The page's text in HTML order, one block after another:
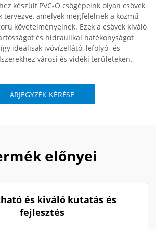
készült PVC-O csőgépeink olyan csövek
tervezve, amelyek megfelelnek a közmű
követelményeinek. Ezek a csövek kiváló
és hidraulikai hatékonyságot
ideálisak ivóvízellátó, lefolyó- és
városi és vidéki területeken.
ÁRJEGYZÉK KÉRÉSE
előnyei
és kiváló kutatás és
fejlesztés